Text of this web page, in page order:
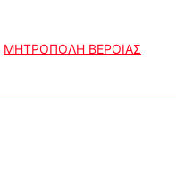
ΜΗΤΡΟΠΟΛΗ ΒΕΡΟΙΑΣ